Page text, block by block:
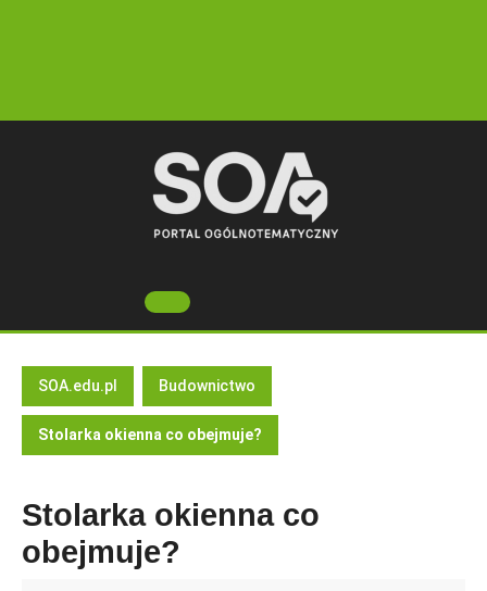
Open
Button
SOA.edu.pl Budownictwo
Stolarka okienna co obejmuje?
Stolarka okienna co
obejmuje?